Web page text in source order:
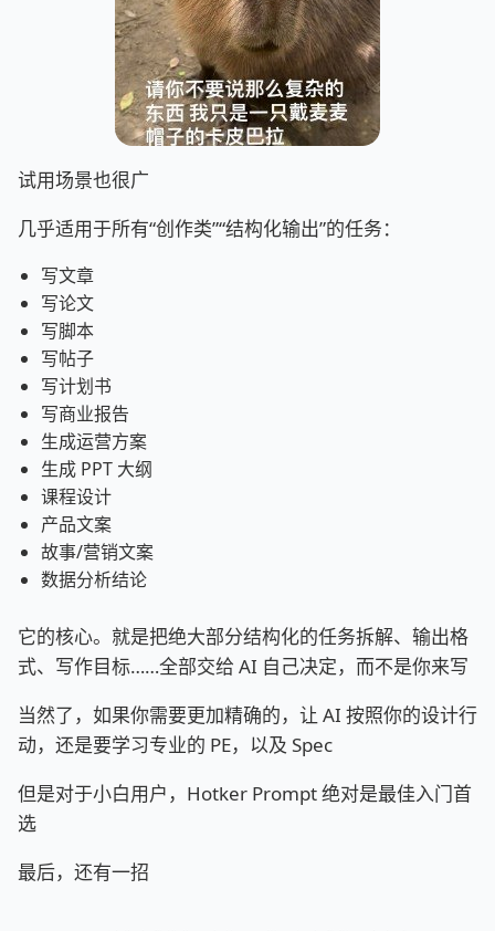
试用场景也很广
几乎适用于所有“创作类”“结构化输出”的任务：
写文章
写论文
写脚本
写帖子
写计划书
写商业报告
生成运营方案
生成 PPT 大纲
课程设计
产品文案
故事/营销文案
数据分析结论
它的核心。就是把绝大部分结构化的任务拆解、输出格
式、写作目标……全部交给 AI 自己决定，而不是你来写
当然了，如果你需要更加精确的，让 AI 按照你的设计行
动，还是要学习专业的 PE，以及 Spec
但是对于小白用户，Hotker Prompt 绝对是最佳入门首
选
最后，还有一招